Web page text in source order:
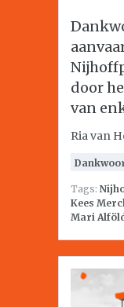
door
van
Ria van
Tags:
Kees
Mari